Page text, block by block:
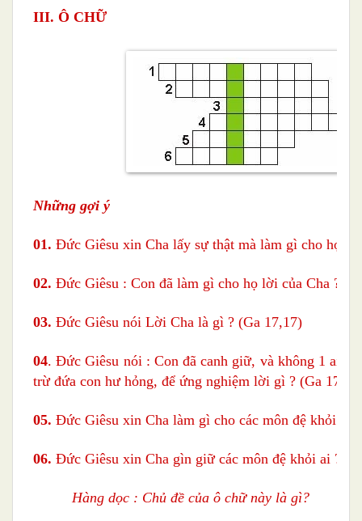
III. Ô CHỮ
Những gợi ý
01. Đức Giêsu xin Cha lấy sự thật mà làm gì cho họ ?
02. Đức Giêsu : Con đã làm gì cho họ lời của Cha ?
03. Đức Giêsu nói Lời Cha là gì ? (Ga 17,17)
04. Đức Giêsu nói : Con đã canh giữ, và không 1 ai
trừ đứa con hư hỏng, để ứng nghiệm lời gì ? (Ga
05. Đức Giêsu xin Cha làm gì cho các môn đệ khỏi ác
06. Đức Giêsu xin Cha gìn giữ các môn đệ khỏi ai ?
Hàng dọc : Chủ đề của ô chữ này là gì?